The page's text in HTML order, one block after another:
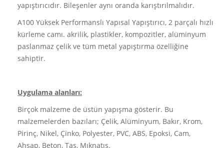
yapıştırıcıdır. Bileşenler aynı oranda karıştırılmalıdır.
A100 Yüksek Performanslı Yapısal Yapıştırıcı, 2 parçalı hızlı
kürleme camı. akrilik, plastikler, kompozitler, alüminyum
paslanmaz çelik ve tüm metal yapıştırma özelliğine
sahiptir.
Uygulama alanları:
Birçok malzeme de üstün yapışma gösterir. Bu
malzemelerden bazıları; Çelik, Alüminyum, Bakır, Krom,
Pirinç, Nikel, Çinko, Polyester, PVC, ABS, Epoksi, Cam,
Ahşap, Beton, Taş, Mıknatıs.